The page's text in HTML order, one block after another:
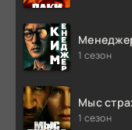
1 сезон
Мыс
1 сезон